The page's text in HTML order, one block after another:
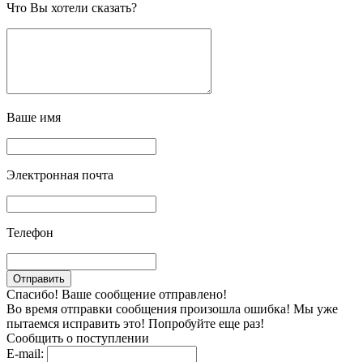
Что Вы хотели сказать?
Ваше имя
Электронная почта
Телефон
Спасибо! Ваше сообщение отправлено!
Во время отправки сообщения произошла ошибка! Мы уже
пытаемся исправить это! Попробуйте еще раз!
Сообщить о поступлении
E-mail: